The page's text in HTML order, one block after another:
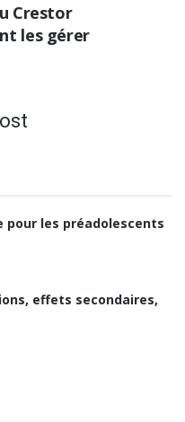
Crestor
les gérer
pour les préadolescents
effets secondaires,